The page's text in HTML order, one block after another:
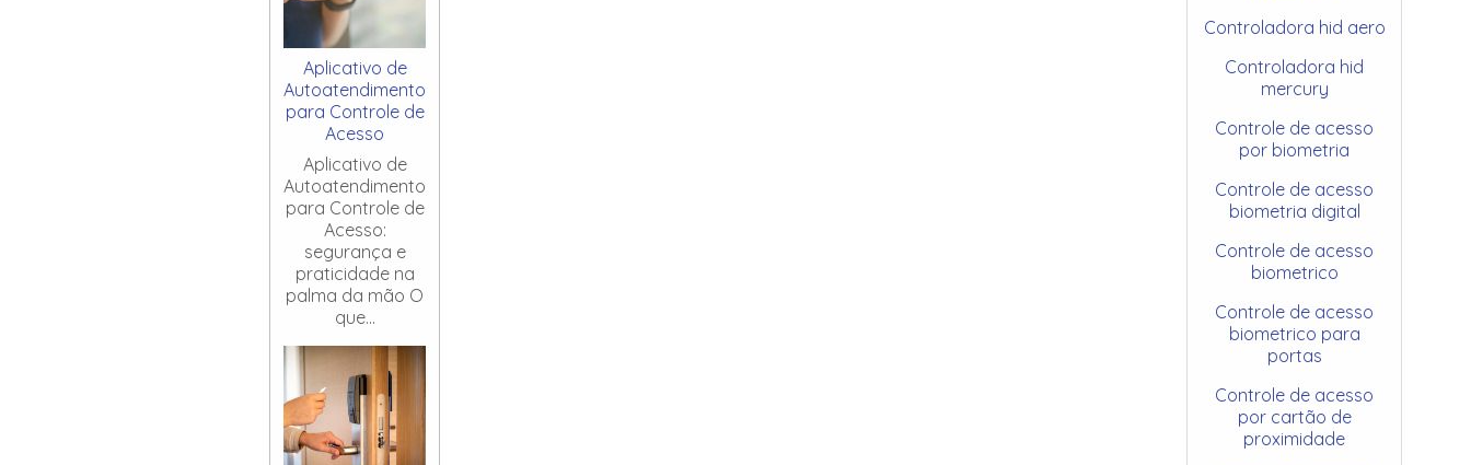
Aplicativo de
Autoatendimento
para Controle de
Acesso
Aplicativo de
Autoatendimento
para Controle de
Acesso:
segurança e
praticidade na
palma da mão O
que...
Controladora hid aero
Controladora hid
mercury
Controle de acesso
por biometria
Controle de acesso
biometria digital
Controle de acesso
biometrico
Controle de acesso
biometrico para
portas
Controle de acesso
por cartão de
proximidade